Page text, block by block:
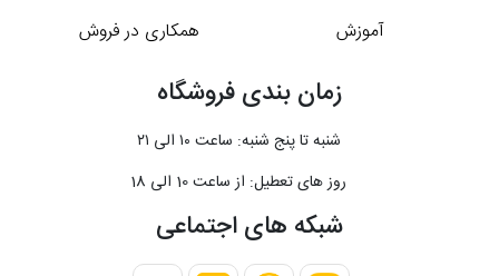
آموزش
همکاری در فروش
زمان بندی فروشگاه
شنبه تا پنج شنبه: ساعت ۱۰ الی ۲۱
روز های تعطیل: از ساعت 10 الی 18
شبکه های اجتماعی